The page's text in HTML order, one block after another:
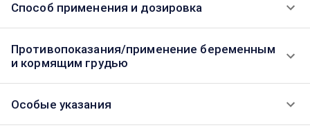
Способ применения и дозировка
Противопоказания/применение беременным
и кормящим грудью
Особые указания